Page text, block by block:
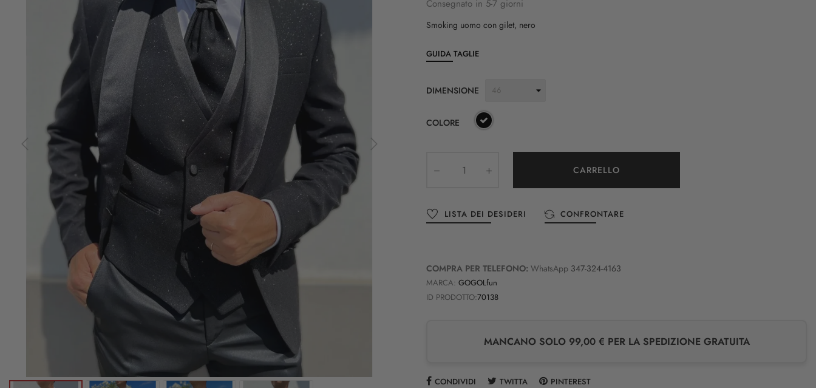
Consegnato in 5-7 giorni
Smoking uomo con gilet, nero
GUIDA TAGLIE
DIMENSIONE
COLORE
CARRELLO
LISTA DEI DESIDERI CONFRONTARE
COMPRA PER TELEFONO: WhatsApp 347-324-4163
MARCA: GOGOLfun
ID PRODOTTO:70138
MANCANO SOLO 99,00 € PER LA SPEDIZIONE GRATUITA
CONDIVIDI TWITTA PINTEREST